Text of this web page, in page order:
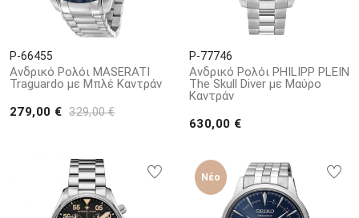
P-66455
Ανδρικό Ρολόι MASERATI
Traguardo με Μπλέ Καντράν
279,00 € 329,00 €
P-77746
Ανδρικό Ρολόι PHILIPP PLEIN
The Skull Diver με Μαύρο
Καντράν
630,00 €
Νέο